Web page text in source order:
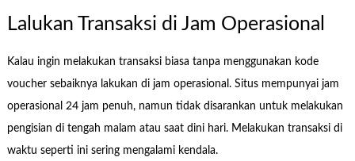
Lalukan Transaksi di Jam Operasional
Kalau ingin melakukan transaksi biasa tanpa menggunakan kode
voucher sebaiknya lakukan di jam operasional. Situs mempunyai jam
operasional 24 jam penuh, namun tidak disarankan untuk melakukan
pengisian di tengah malam atau saat dini hari. Melakukan transaksi di
waktu seperti ini sering mengalami kendala.